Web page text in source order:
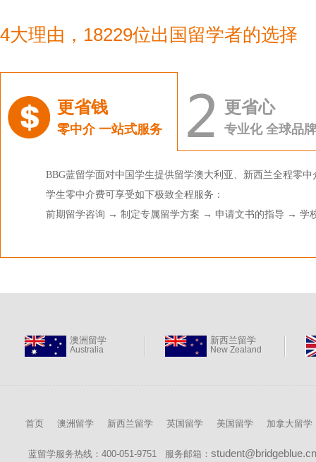
4大理由，18229位出国留学者的选择
更省钱
零中介 一站式服务
更省心
专业化 全球品牌
BBG蓝留学面对中国学生提供留学澳大利亚、新西兰全程零中
学生零中介费可享受如下极致全程服务：
前期留学咨询 → 制定专属留学方案 → 申请文书的指导 → 学
澳洲留学
Australia
新西兰留学
New Zealand
首页 澳洲留学 新西兰留学 英国留学 美国留学 加拿大留学
蓝留学服务热线：400-051-9751 服务邮箱： student@bridgeblue.cn